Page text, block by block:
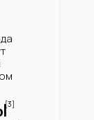
[3]